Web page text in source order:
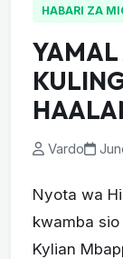
HABARI ZA
Vardo
Nyota wa
kwamba
Kylian